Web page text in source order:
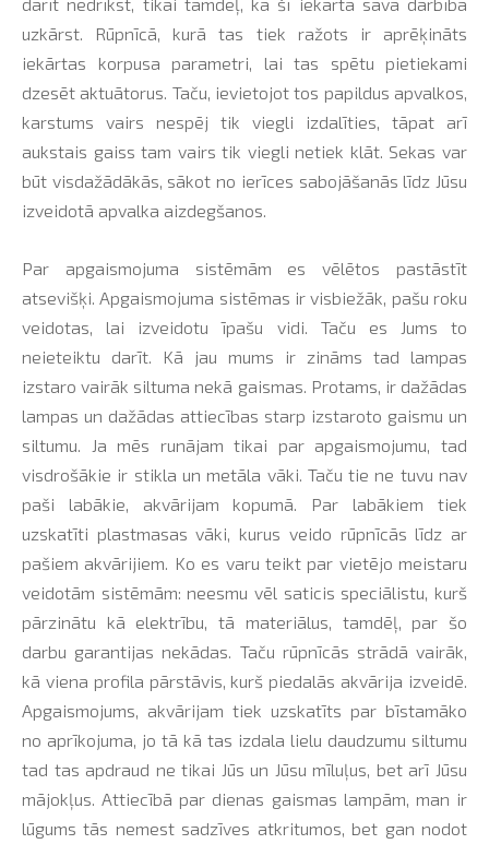
darīt nedrīkst, tikai tamdēļ, ka šī iekārta savā darbībā
uzkārst. Rūpnīcā, kurā tas tiek ražots ir aprēķināts
iekārtas korpusa parametri, lai tas spētu pietiekami
dzesēt aktuātorus. Taču, ievietojot tos papildus apvalkos,
karstums vairs nespēj tik viegli izdalīties, tāpat arī
aukstais gaiss tam vairs tik viegli netiek klāt. Sekas var
būt visdažādākās, sākot no ierīces sabojāšanās līdz Jūsu
izveidotā apvalka aizdegšanos.
Par apgaismojuma sistēmām es vēlētos pastāstīt
atsevišķi. Apgaismojuma sistēmas ir visbiežāk, pašu roku
veidotas, lai izveidotu īpašu vidi. Taču es Jums to
neieteiktu darīt. Kā jau mums ir zināms tad lampas
izstaro vairāk siltuma nekā gaismas. Protams, ir dažādas
lampas un dažādas attiecības starp izstaroto gaismu un
siltumu. Ja mēs runājam tikai par apgaismojumu, tad
visdrošākie ir stikla un metāla vāki. Taču tie ne tuvu nav
paši labākie, akvārijam kopumā. Par labākiem tiek
uzskatīti plastmasas vāki, kurus veido rūpnīcās līdz ar
pašiem akvārijiem. Ko es varu teikt par vietējo meistaru
veidotām sistēmām: neesmu vēl saticis speciālistu, kurš
pārzinātu kā elektrību, tā materiālus, tamdēļ, par šo
darbu garantijas nekādas. Taču rūpnīcās strādā vairāk,
kā viena profila pārstāvis, kurš piedalās akvārija izveidē.
Apgaismojums, akvārijam tiek uzskatīts par bīstamāko
no aprīkojuma, jo tā kā tas izdala lielu daudzumu siltumu
tad tas apdraud ne tikai Jūs un Jūsu mīluļus, bet arī Jūsu
mājokļus. Attiecībā par dienas gaismas lampām, man ir
lūgums tās nemest sadzīves atkritumos, bet gan nodot